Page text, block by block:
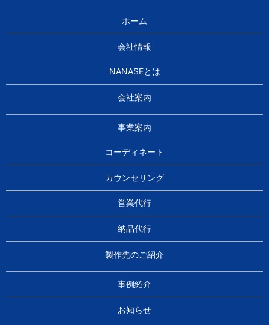
ホーム
会社情報
NANASEとは
会社案内
事業案内
コーディネート
カウンセリング
営業代行
納品代行
製作先のご紹介
事例紹介
お知らせ